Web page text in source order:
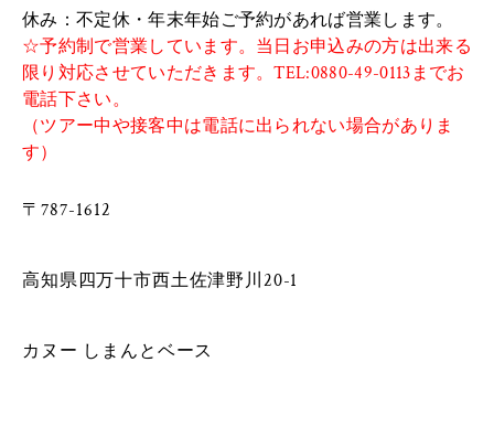
休み：不定休・年末年始ご予約があれば営業します。
☆予約制で営業しています。当日お申込みの方は出来る
限り対応させていただきます。TEL:0880-49-0113までお
電話下さい。
（ツアー中や接客中は電話に出られない場合がありま
す）
〒787-1612
​高知県四万十市西土佐津野川20-1
カヌー しまんとベース